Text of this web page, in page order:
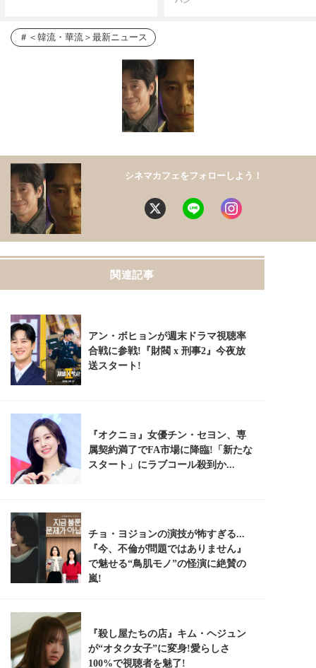
＜韓流・華流＞最新ニュース
シネマカフェをフォローしよう！